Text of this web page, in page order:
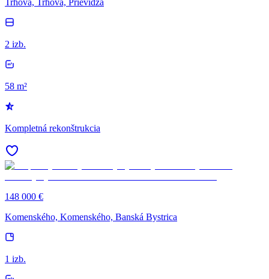
Trhová, Trhová, Prievidza
2 izb.
58 m²
Kompletná rekonštrukcia
148 000 €
Komenského, Komenského, Banská Bystrica
1 izb.